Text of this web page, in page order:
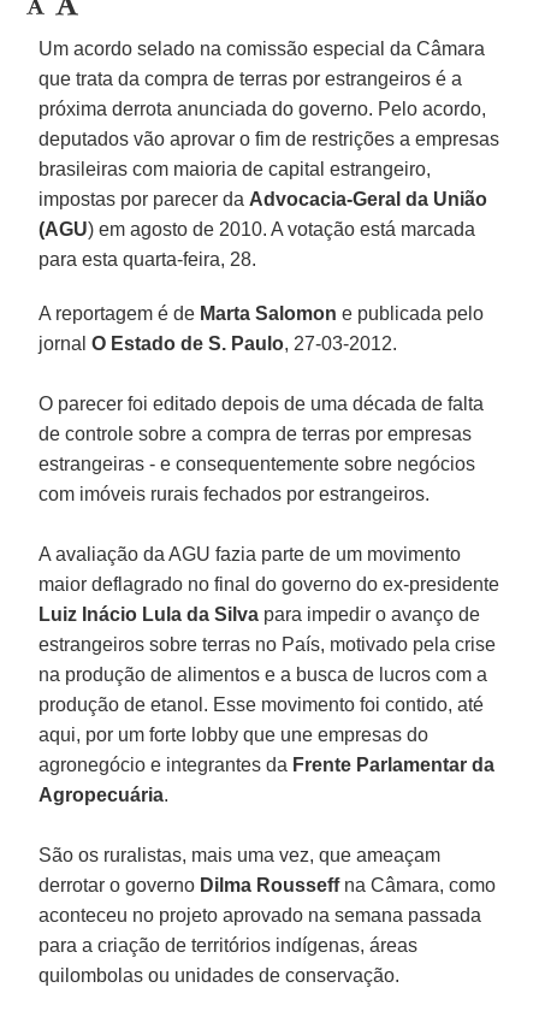
Um acordo selado na comissão especial da Câmara
que trata da compra de terras por estrangeiros é a
próxima derrota anunciada do governo. Pelo acordo,
deputados vão aprovar o fim de restrições a empresas
brasileiras com maioria de capital estrangeiro,
impostas por parecer da Advocacia-Geral da União
(AGU) em agosto de 2010. A votação está marcada
para esta quarta-feira, 28.
A reportagem é de Marta Salomon e publicada pelo
jornalO Estado de S. Paulo, 27-03-2012.
O parecer foi editado depois de uma década de falta
de controle sobre a compra de terras por empresas
estrangeiras - e consequentemente sobre negócios
com imóveis rurais fechados por estrangeiros.
A avaliação da AGU fazia parte de um movimento
maior deflagrado no final do governo do ex-presidente
Luiz Inácio Lula da Silva para impedir o avanço de
estrangeiros sobre terras no País, motivado pela crise
na produção de alimentos e a busca de lucros com a
produção de etanol. Esse movimento foi contido, até
aqui, por um forte lobby que une empresas do
agronegócio e integrantes da Frente Parlamentar da
Agropecuária.
São os ruralistas, mais uma vez, que ameaçam
derrotar o governo Dilma Rousseffna Câmara, como
aconteceu no projeto aprovado na semana passada
para a criação de territórios indígenas, áreas
quilombolas ou unidades de conservação.